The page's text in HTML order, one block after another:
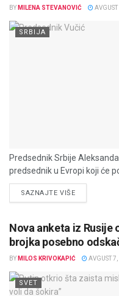
BY MILENA STEVANOVIĆ
SRBIJA
Predsednik Srbije
predsednik u Evropi koji će
SAZNAJTE VIŠEDETAILS
Nova anketa iz
brojka posebno
BY MILOS KRIVOKAPIĆ AVGUST
SVET